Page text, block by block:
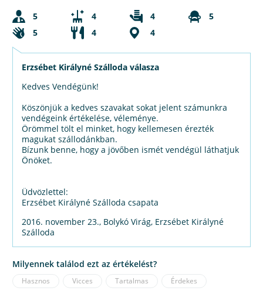
5
4 4
5
5
4 4
Erzsébet Királyné Szálloda válasza
Kedves Vendégünk!
Köszönjük a kedves szavakat sokat jelent számunkra
vendégeink értékelése, véleménye.
Örömmel tölt el minket, hogy kellemesen érezték
magukat szállodánkban.
Bízunk benne, hogy a jövőben ismét vendégül láthatjuk
Önöket.
Üdvözlettel:
Erzsébet Királyné Szálloda csapata
2016. november 23., Bolykó Virág, Erzsébet Királyné
Szálloda
Milyennek találod ezt az értékelést?
Hasznos Vicces Tartalmas Érdekes